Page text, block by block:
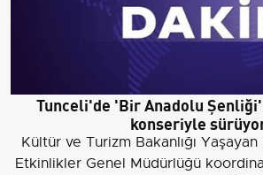
Tunceli'de 'Bir Anadolu
konseriyle
Kültür ve Turizm Bakanlığı
Etkinlikler Genel Müdürlüğü